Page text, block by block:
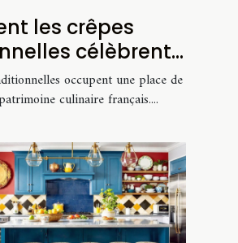
les crêpes
célèbrent
culinaire
?
occupent une place de
culinaire français....